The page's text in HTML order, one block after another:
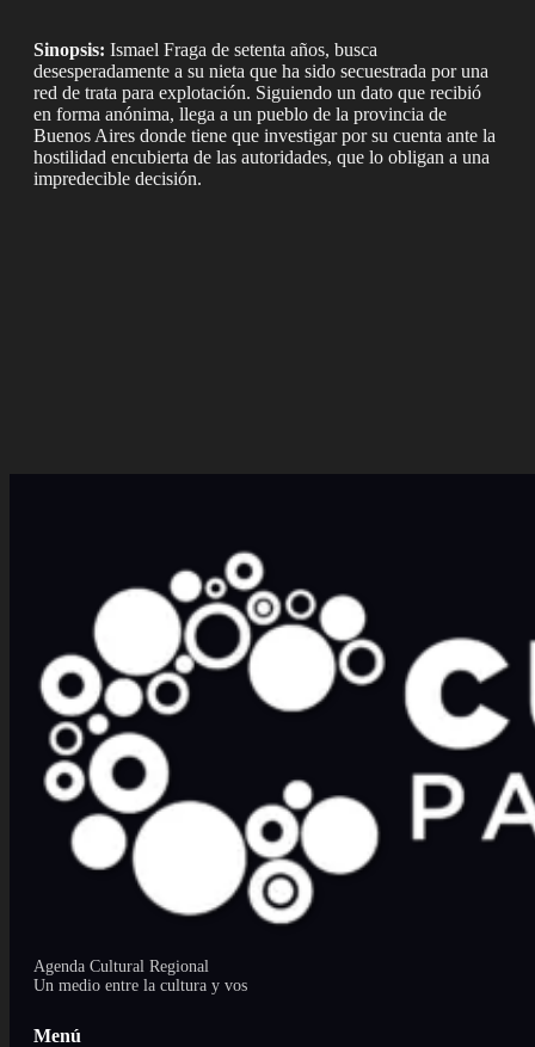
Sinopsis: Ismael Fraga de setenta años, busca
desesperadamente a su nieta que ha sido secuestrada por una
red de trata para explotación. Siguiendo un dato que recibió
en forma anónima, llega a un pueblo de la provincia de
Buenos Aires donde tiene que investigar por su cuenta ante la
hostilidad encubierta de las autoridades, que lo obligan a una
impredecible decisión.
Agenda Cultural Regional
Un medio entre la cultura y vos
Menú